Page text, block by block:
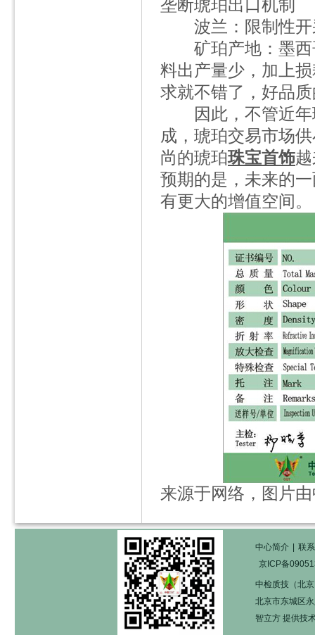
垄断琥珀出口机制
波兰：限制性开
矿珀产地：墨西
料出产量少，加上
求就不错了，好品
因此，不管近年
成，琥珀交易市场
尚的琥珀珠宝首饰
预期的是，未来的
有更大的增值空间。
来源于网络，图片
中心简介
联
京ICP备
中检质技（北
北京市东城区
智立方提供技